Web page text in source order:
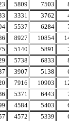
5809 7503
3331 3762
5537 6284
8927 10854
5140 5891
5738 6833
3907 5138
7916 10903
5371 6443
4584 5403
4572 5339